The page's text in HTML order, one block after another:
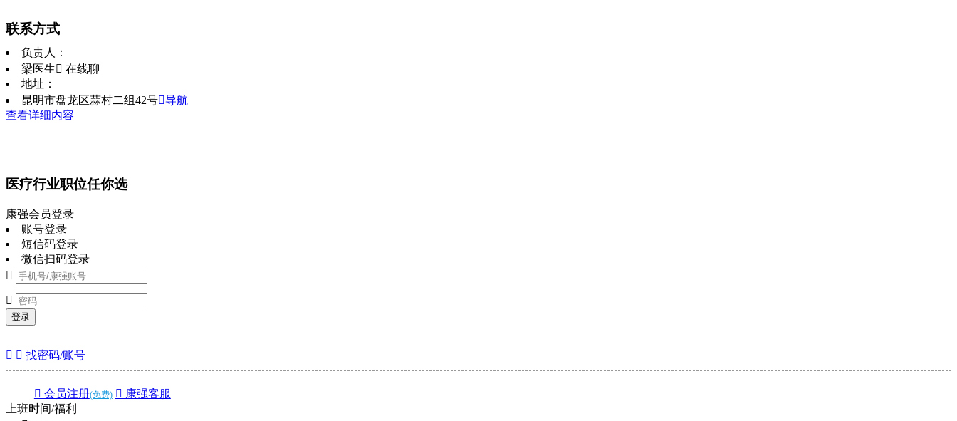
联系方式
负责人：
梁医生 在线聊
地址：
昆明市盘龙区蒜村二组42号导航
查看详细内容
医疗行业职位任你选
康强会员登录
账号登录
短信码登录
微信扫码登录


登录
  找密码/账号
 会员注册(免费)  康强客服
上班时间/福利